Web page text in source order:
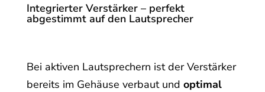
Integrierter Verstärker – perfekt
abgestimmt auf den Lautsprecher
Bei aktiven Lautsprechern ist der Verstärker
bereits im Gehäuse verbaut und optimal